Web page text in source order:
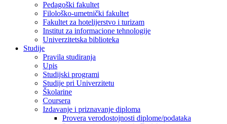
Pedagoški fakultet
Filološko-umetnički fakultet
Fakultet za hotelijerstvo i turizam
Institut za informacione tehnologije
Univerzitetska biblioteka
Studije
Pravila studiranja
Upis
Studijski programi
Studije pri Univerzitetu
Školarine
Coursera
Izdavanje i priznavanje diploma
Provera verodostojnosti diplome/podataka